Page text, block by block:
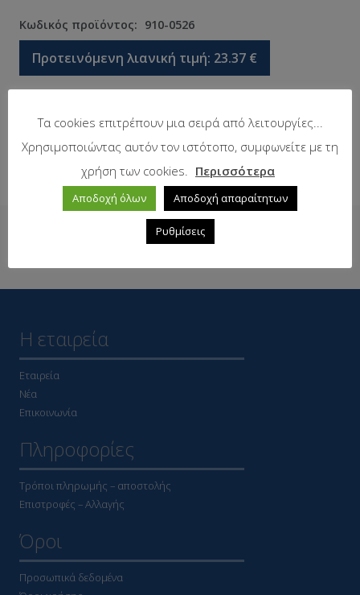
Κωδικός προϊόντος: 910-0526
Προτεινόμενη λιανική τιμή: 23.37 €
Σε απόθεμα
Δείτε επίσης
Η εταιρεία
Εταιρεία
Νέα
Επικοινωνία
Πληροφορίες
Τρόποι πληρωμής – αποστολής
Επιστροφές – Αλλαγής
Όροι
Προσωπικά δεδομένα
Τα cookies επιτρέπουν μια σειρά από λειτουργίες...
Χρησιμοποιώντας αυτόν τον ιστότοπο, συμφωνείτε με τη
χρήση των cookies.
Περισσότερα
Αποδοχή όλων Αποδοχή απαραίτητων
Ρυθμίσεις